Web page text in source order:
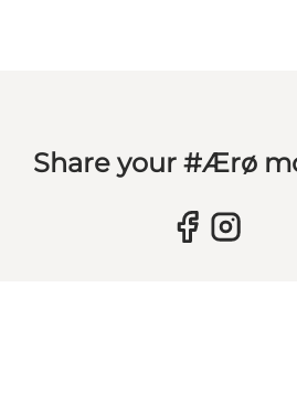
Share your #Ærø